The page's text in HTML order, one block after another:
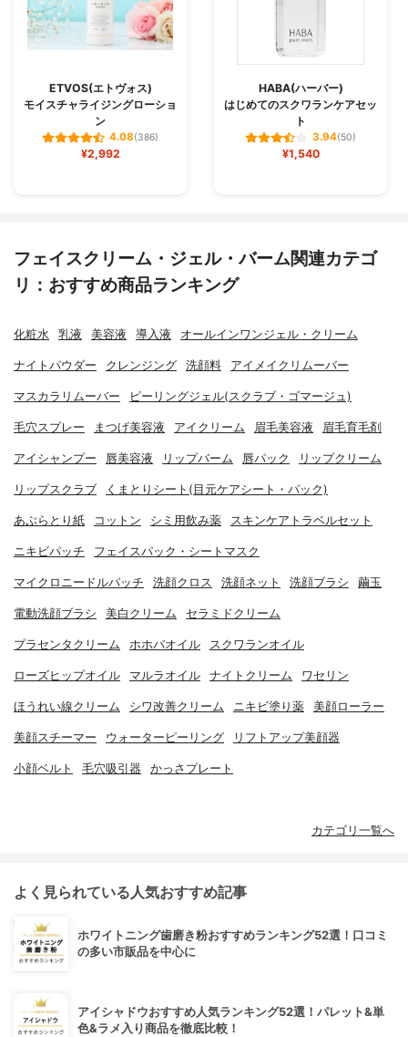
ETVOS(エトヴォス)
モイスチャライジングローショ
ン
4.08(386)
¥2,992
HABA(ハーバー)
はじめてのスクワランケアセッ
ト
3.94(50)
¥1,540
フェイスクリーム・ジェル・バーム関連カテゴ
リ：おすすめ商品ランキング
化粧水 乳液 美容液 導入液 オールインワンジェル・クリーム
ナイトパウダー クレンジング 洗顔料 アイメイクリムーバー
マスカラリムーバー ピーリングジェル(スクラブ・ゴマージュ)
毛穴スプレー まつげ美容液 アイクリーム 眉毛美容液 眉毛育毛剤
アイシャンプー 唇美容液 リップバーム 唇パック リップクリーム
リップスクラブ くまとりシート(目元ケアシート・パック)
あぶらとり紙 コットン シミ用飲み薬 スキンケアトラベルセット
ニキビパッチ フェイスパック・シートマスク
マイクロニードルパッチ 洗顔クロス 洗顔ネット 洗顔ブラシ 繭玉
電動洗顔ブラシ 美白クリーム セラミドクリーム
プラセンタクリーム ホホバオイル スクワランオイル
ローズヒップオイル マルラオイル ナイトクリーム ワセリン
ほうれい線クリーム シワ改善クリーム ニキビ塗り薬 美顔ローラー
美顔スチーマー ウォーターピーリング リフトアップ美顔器
小顔ベルト 毛穴吸引器 かっさプレート
カテゴリ一覧へ
よく見られている人気おすすめ記事
ホワイトニング歯磨き粉おすすめランキング52選！口コミ
の多い市販品を中心に
アイシャドウおすすめ人気ランキング52選！パレット&単
色&ラメ入り商品を徹底比較！